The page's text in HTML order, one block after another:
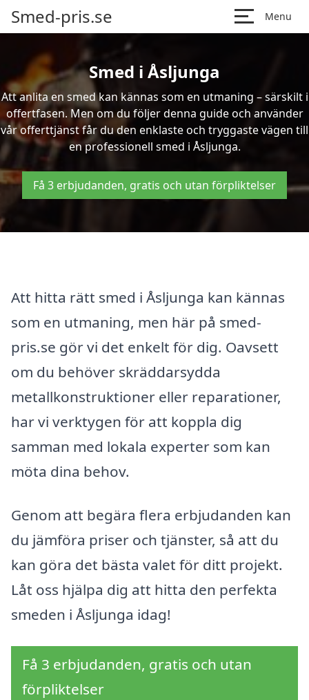
Smed-pris.se Menu
Smed i Åsljunga
Att anlita en smed kan kännas som en utmaning – särskilt i
offertfasen. Men om du följer denna guide och använder
vår offerttjänst får du den enklaste och tryggaste vägen till
en professionell smed i Åsljunga.
Få 3 erbjudanden, gratis och utan förpliktelser
Att hitta rätt smed i Åsljunga kan kännas
som en utmaning, men här på smed-
pris.se gör vi det enkelt för dig. Oavsett
om du behöver skräddarsydda
metallkonstruktioner eller reparationer,
har vi verktygen för att koppla dig
samman med lokala experter som kan
möta dina behov.
Genom att begära flera erbjudanden kan
du jämföra priser och tjänster, så att du
kan göra det bästa valet för ditt projekt.
Låt oss hjälpa dig att hitta den perfekta
smeden i Åsljunga idag!
Få 3 erbjudanden, gratis och utan
förpliktelser